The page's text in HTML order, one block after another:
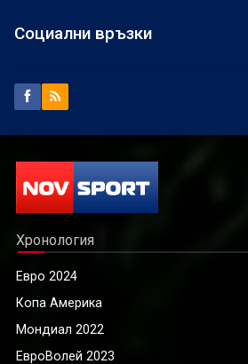
Социални връзки
Хронология
Евро 2024
Копа Америка
Мондиал 2022
ЕвроВолей 2023